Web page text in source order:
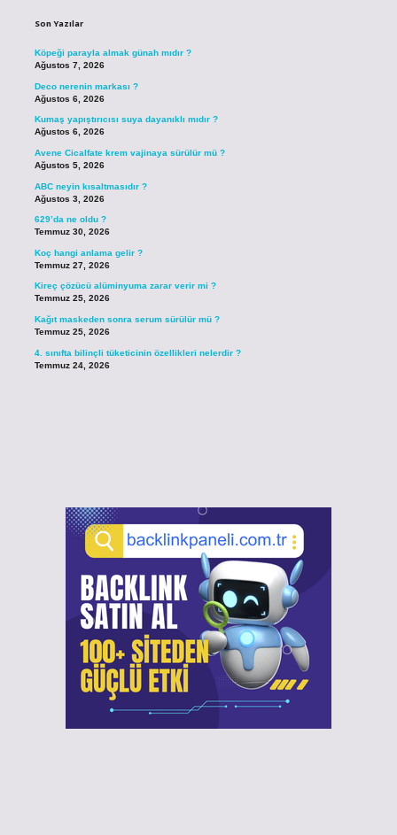
Son Yazılar
Köpeği parayla almak günah mıdır ?
Ağustos 7, 2026
Deco nerenin markası ?
Ağustos 6, 2026
Kumaş yapıştırıcısı suya dayanıklı mıdır ?
Ağustos 6, 2026
Avene Cicalfate krem vajinaya sürülür mü ?
Ağustos 5, 2026
ABC neyin kısaltmasıdır ?
Ağustos 3, 2026
629’da ne oldu ?
Temmuz 30, 2026
Koç hangi anlama gelir ?
Temmuz 27, 2026
Kireç çözücü alüminyuma zarar verir mi ?
Temmuz 25, 2026
Kağıt maskeden sonra serum sürülür mü ?
Temmuz 25, 2026
4. sınıfta bilinçli tüketicinin özellikleri nelerdir ?
Temmuz 24, 2026